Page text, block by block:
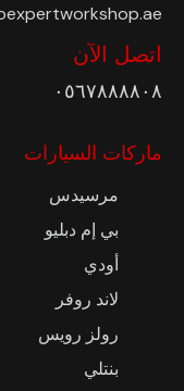
اتصل الآن
٠٥٦٧٨٨٨٨٠٨
ماركات السيارات
مرسيدس
بي إم دبليو
أودي
لاند روفر
رولز رويس
بنتلي